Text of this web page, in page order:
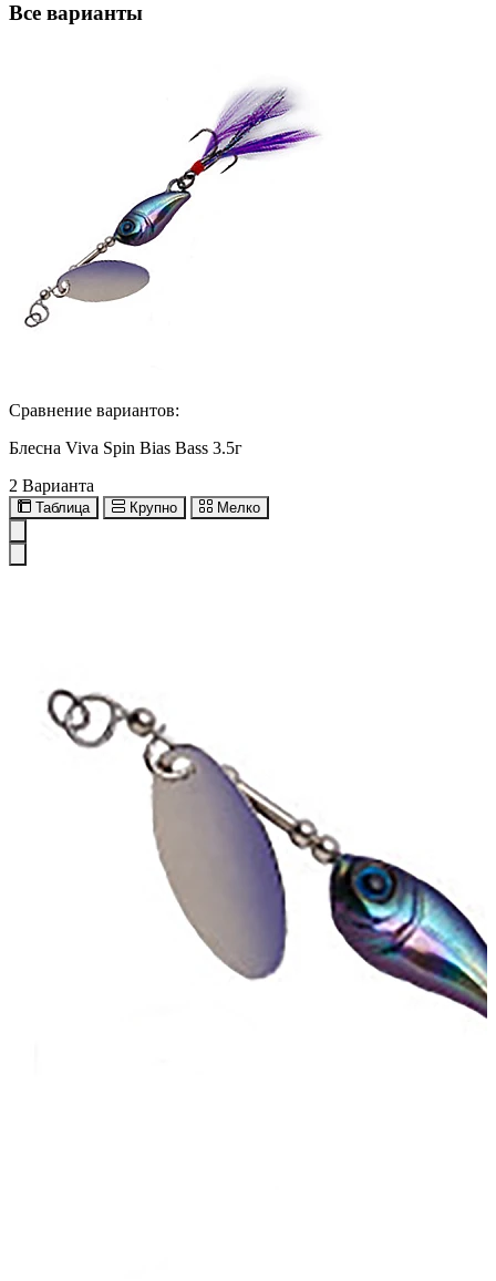
Все варианты
Сравнение вариантов:
Блесна Viva Spin Bias Bass 3.5г
2 Варианта
Таблица Крупно Мелко